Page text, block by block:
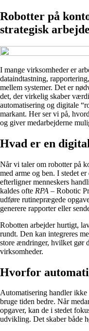
Robotter på
strategisk
I mange virksomheder er
dataindtastning,
mellem systemer. Det er
det, der virkelig skaber
automatisering og digitale
markant. Her ser vi på,
og giver medarbejderne
Hvad er en
Når vi taler om robotter på
med arme og ben. I stedet er
efterligner menneskers
kaldes ofte RPA – Robotic
udføre rutineprægede
generere rapporter eller
Robotten arbejder hurtigt,
rundt. Den kan integreres
store ændringer, hvilket gør
virksomheder.
Hvorfor
Automatisering handler ikke
bruge tiden bedre. Når
opgaver, kan de i stedet
udvikling. Det skaber både